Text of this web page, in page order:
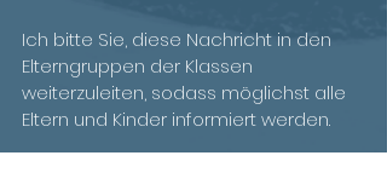
Ich bitte Sie, diese Nachricht in den
Elterngruppen der Klassen
weiterzuleiten, sodass möglichst alle
Eltern und Kinder informiert werden.